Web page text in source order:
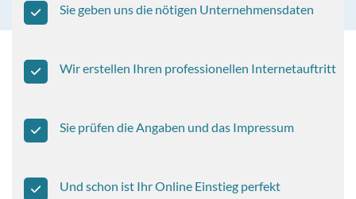
Sie geben uns die nötigen Unternehmensdaten
Wir erstellen Ihren professionellen Internetauftritt
Sie prüfen die Angaben und das Impressum
Und schon ist Ihr Online Einstieg perfekt